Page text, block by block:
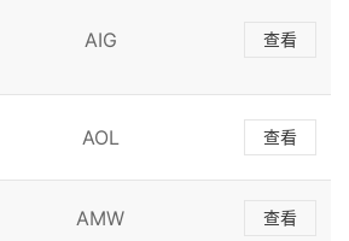
AIG 查看
AOL 查看
AMW 查看